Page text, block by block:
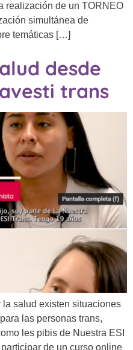
realización de un TORNEO
simultánea de
temáticas […]
desde
trans
salud existen situaciones
las personas trans,
les pibis de Nuestra ESI
de un curso online